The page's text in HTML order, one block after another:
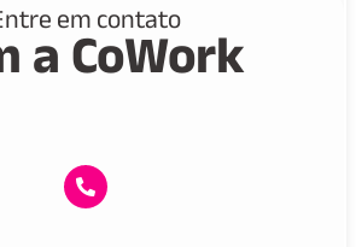
em contato
a CoWork